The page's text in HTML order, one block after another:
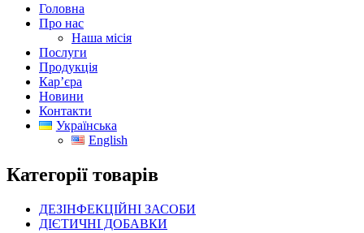
Головна
Про нас
Наша місія
Послуги
Продукція
Кар’єра
Новини
Контакти
Українська
English
Категорії товарів
ДЕЗІНФЕКЦІЙНІ ЗАСОБИ
ДІЄТИЧНІ ДОБАВКИ